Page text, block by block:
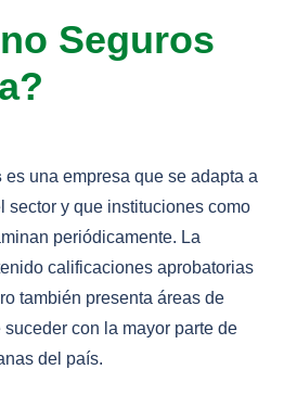
Seguros
es una empresa que se adapta a
sector y que instituciones como
periódicamente. La
calificaciones aprobatorias
también presenta áreas de
con la mayor parte de
del país.